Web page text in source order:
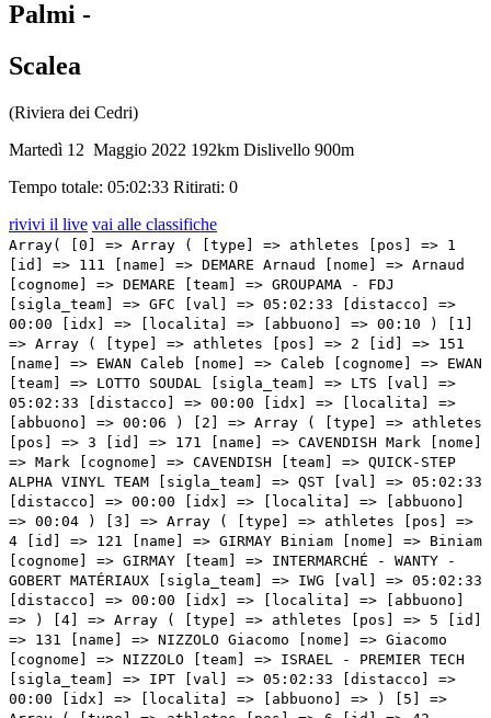
Palmi -
Scalea
(Riviera dei Cedri)
Martedì 12 Maggio 2022 192km Dislivello 900m
Tempo totale: 05:02:33 Ritirati: 0
rivivi il live vai alle classifiche
Array( [0] => Array ( [type] => athletes [pos] => 1 [id] => 111 [name] => DEMARE Arnaud [nome] => Arnaud [cognome] => DEMARE [team] => GROUPAMA - FDJ [sigla_team] => GFC [val] => 05:02:33 [distacco] => 00:00 [idx] => [localita] => [abbuono] => 00:10 ) [1] => Array ( [type] => athletes [pos] => 2 [id] => 151 [name] => EWAN Caleb [nome] => Caleb [cognome] => EWAN [team] => LOTTO SOUDAL [sigla_team] => LTS [val] => 05:02:33 [distacco] => 00:00 [idx] => [localita] => [abbuono] => 00:06 ) [2] => Array ( [type] => athletes [pos] => 3 [id] => 171 [name] => CAVENDISH Mark [nome] => Mark [cognome] => CAVENDISH [team] => QUICK-STEP ALPHA VINYL TEAM [sigla_team] => QST [val] => 05:02:33 [distacco] => 00:00 [idx] => [localita] => [abbuono] => 00:04 ) [3] => Array ( [type] => athletes [pos] => 4 [id] => 121 [name] => GIRMAY Biniam [nome] => Biniam [cognome] => GIRMAY [team] => INTERMARCHÉ - WANTY - GOBERT MATÉRIAUX [sigla_team] => IWG [val] => 05:02:33 [distacco] => 00:00 [idx] => [localita] => [abbuono] => ) [4] => Array ( [type] => athletes [pos] => 5 [id] => 131 [name] => NIZZOLO Giacomo [nome] => Giacomo [cognome] => NIZZOLO [team] => ISRAEL - PREMIER TECH [sigla_team] => IPT [val] => 05:02:33 [distacco] => 00:00 [idx] => [localita] => [abbuono] => ) [5] => Array ( [type] => athletes [pos] => 6 [id] => 42 [name] => BAUHAUS Phil [nome] => Phil [cognome] => BAUHAUS [team] => BAHRAIN VICTORIOUS [sigla_team] => TBV [val] => 05:02:33 [distacco] => 00:00 [idx] => [localita] => [abbuono] => ) [6] => Array ( [type] => athletes [pos] => 7 [id] => 11 [name] => VENDRAME Andrea [nome] => Andrea [cognome] => VENDRAME [team] => AG2R CITROEN TEAM [sigla_team] => ACT [val] => 05:02:33 [distacco] => 00:00 [idx] => [localita] => [abbuono] => ) [7] => Array ( [type] => athletes [pos] => 8 [id] => 73 [name] => CONSONNI Simone [nome] => Simone [cognome] => CONSONNI [team] => COFIDIS [sigla_team] => COF [val] => 05:02:33 [distacco] => 00:00 [idx] => [localita] => [abbuono] => ) [8] => Array ( [type] => athletes [pos] => 9 [id] => 102 [name] => ALBANESE Vincenzo [nome] => Vincenzo [cognome] => ALBANESE [team] => EOLO-KOMETA CYCLING TEAM [sigla_team] => EOK [val] => 05:02:33 [distacco] => 00:00 [idx] => [localita] => [abbuono] => ) [9] => Array ( [type] => athletes [pos] => 10 [id] => 207 [name] => THEUNS Edward [nome] => Edward [cognome] => THEUNS [team] => TREK - SEGAFREDO [sigla_team] => TFS [val] => 05:02:33 [distacco] => 00:00 [idx] => [localita] => [abbuono] => ) [10] => Array ( [type] => athletes [pos] => 11 [id] => 55 [name] => MODOLO Sacha [nome] => Sacha [cognome] => MODOLO [team] => BARDIANI CSF FAIZANE' [sigla_team] => BCF [val] => 05:02:33 [distacco] => 00:00 [idx] => [localita] => [abbuono] => ) [11] => Array ( [type] => athletes [pos] => 12 [id] => 138 [name] => ZABEL Rick [nome] => Rick [cognome] => ZABEL [team] => ISRAEL - PREMIER TECH [sigla_team] => IPT [val] => 05:02:33 [distacco] => 00:00 [idx] => [localita] => [abbuono] => ) [12] => Array ( [type] => athletes [pos] => 13 [id] => 54 [name] => GABBURO Davide [nome] => Davide [cognome] => GABBURO [team] => BARDIANI CSF FAIZANE' [sigla_team] => BCF [val] => 05:02:33 [distacco] => 00:00 [idx] => [localita] => [abbuono] => ) [13] => Array ( [type] => athletes [pos] => 14 [id] => 142 [name] => AFFINI Edoardo [nome] => Edoardo [cognome] => AFFINI [team] => JUMBO-VISMA [sigla_team] => TJV [val] => 05:02:33 [distacco] => 00:00 [idx] => [localita] => [abbuono] => ) [14] => Array ( [type] => athletes [pos] => 15 [id] => 87 [name] => TAGLIANI Filippo [nome] => Filippo [cognome] => TAGLIANI [team] => DRONE HOPPER - ANDRONI GIOCATTOLI [sigla_team] => DRA [val] => 05:02:33 [distacco] => 00:00 [idx] => [localita] => [abbuono] => 00:02 ) [15] => Array ( [type] => athletes [pos] => 16 [id] => 16 [name] => NAESEN Lawrence [nome] => Lawrence [cognome] => NAESEN [team] => AG2R CITROEN TEAM [sigla_team] => ACT [val] => 05:02:33 [distacco] => 00:00 [idx] => [localita] => [abbuono] => ) [16] => Array ( [type] => athletes [pos] => 17 [id] => 166 [name] => ROJAS José [nome] => José [cognome] => ROJAS [team] => MOVISTAR TEAM [sigla_team] => MOV [val] => 05:02:33 [distacco] => 00:00 [idx] => [localita] => [abbuono] => ) [17] => Array ( [type] => athletes [pos] => 18 [id] => 47 [name] => SÜTTERLIN Jasha [nome] => Jasha [cognome] => SÜTTERLIN [team] => BAHRAIN VICTORIOUS [sigla_team] => TBV [val] => 05:02:33 [distacco] => 00:00 [idx] => [localita] => [abbuono] => ) [18] => Array ( [type] => athletes [pos] => 19 [id] => 3 [name] => NARVAEZ PRADO Jhonatan Manuel [nome] => Jhonatan Manuel [cognome] => NARVAEZ PRADO [team] => INEOS GRENADIERS [sigla_team] => IGD [val] => 05:02:33 [distacco] => 00:00 [idx] => [localita] => [abbuono] => ) [19] => Array ( [type] => athletes [pos] => 20 [id] => 174 [name] => MØRKØV Michael [nome] => Michael [cognome] => MØRKØV [team] => QUICK-STEP ALPHA VINYL TEAM [sigla_team] => QST [val] => 05:02:33 [distacco] => 00:00 [idx] => [localita] => [abbuono] => ) [20] => Array ( [type] => athletes [pos] => 21 [id] => 81 [name] => TESFAZION Natnael [nome] => Natnael [cognome] => TESFAZION [team] => DRONE HOPPER - ANDRONI GIOCATTOLI [sigla_team] => DRA [val] => 05:02:33 [distacco] => 00:00 [idx] => [localita] => [abbuono] => ) [21] => Array ( [type] => athletes [pos] => 22 [id] => 63 [name] => BENEDETTI Cesare [nome] => Cesare [cognome] => BENEDETTI [team] => BORA - HANSGROHE [sigla_team] => BOH [val] => 05:02:33 [distacco] => 00:00 [idx] => [localita] => [abbuono] => ) [22] => Array ( [type] => athletes [pos] => 23 [id] => 145 [name] => FOSS Tobias S. [nome] => Tobias S. [cognome] => FOSS [team] => JUMBO-VISMA [sigla_team] => TJV [val] => 05:02:33 [distacco] => 00:00 [idx] => [localita] => [abbuono] => ) [23] => Array ( [type] => athletes [pos] => 24 [id] => 113 [name] => GUARNIERI Jacopo [nome] => Jacopo [cognome] => GUARNIERI [team] => GROUPAMA - FDJ [sigla_team] => GFC [val] => 05:02:33 [distacco] => 00:00 [idx] => [localita] => [abbuono] => ) [24] => Array ( [type] => athletes [pos] => 25 [id] => 14